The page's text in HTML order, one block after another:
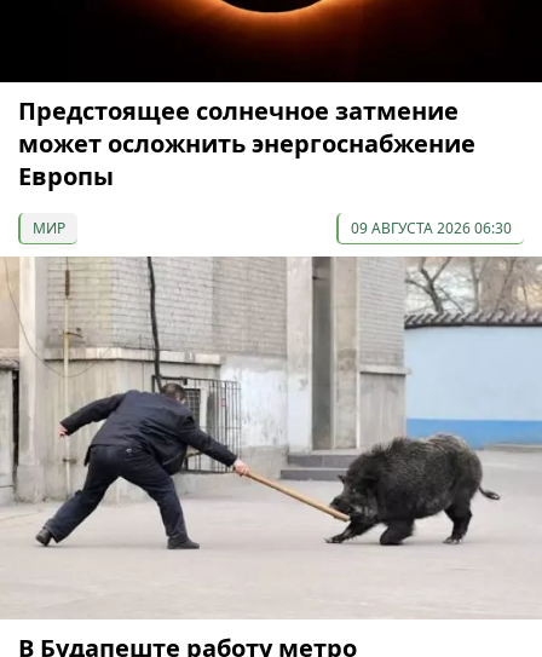
Предстоящее солнечное затмение
может осложнить энергоснабжение
Европы
МИР 09 АВГУСТА 2026 06:30
В Будапеште работу метро